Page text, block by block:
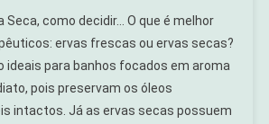
Entre
Erva
Fresca
E
Erva
Seca, como decidir… O que é melhor
ervas frescas ou ervas secas?
ideais para banhos focados em aroma
pois preservam os óleos
intactos. Já as ervas secas possuem